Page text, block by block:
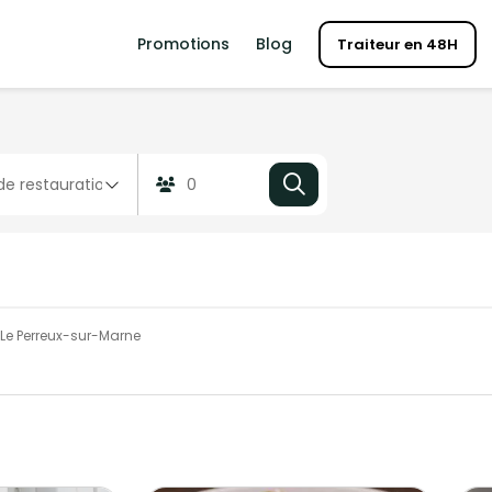
Promotions Blog Traiteur en 48H
Le Perreux-sur-Marne